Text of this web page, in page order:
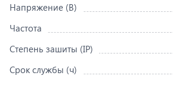
Напряжение (В)
Частота
Степень зашиты (IP)
Срок службы (ч)